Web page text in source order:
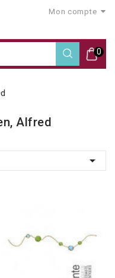
Mon compte
0
Alfred
